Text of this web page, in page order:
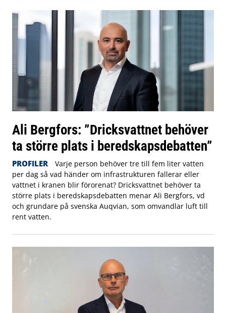
Ali Bergfors: ”Dricksvattnet behöver
ta större plats i beredskapsdebatten”
PROFILER
Varje person behöver tre till fem liter vatten
per dag så vad händer om infrastrukturen fallerar eller
vattnet i kranen blir förorenat? Dricksvattnet behöver ta
större plats i beredskapsdebatten menar Ali Bergfors, vd
och grundare på svenska Auqvian, som omvandlar luft till
rent vatten.